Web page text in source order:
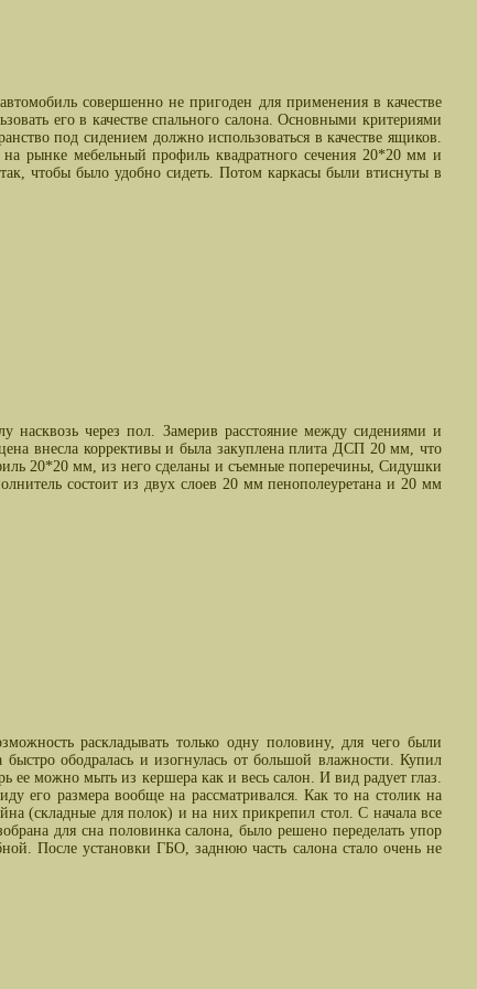
совершенно не пригоден для применения в качестве
его в качестве спального салона. Основными критериями
под сидением должно использоваться в качестве ящиков.
рынке мебельный профиль квадратного сечения 20*20 мм и
чтобы было удобно сидеть. Потом каркасы были втиснуты в
насквозь через пол. Замерив расстояние между сидениями и
внесла коррективы и была закуплена плита ДСП 20 мм, что
20*20 мм, из него сделаны и съемные поперечины, Сидушки
состоит из двух слоев 20 мм пенополеуретана и 20 мм
раскладывать только одну половину, для чего были
ободралась и изогнулась от большой влажности. Купил
ее можно мыть из кершера как и весь салон. И вид радует глаз.
его размера вообще на рассматривался. Как то на столик на
(складные для полок) и на них прикрепил стол. С начала все
для сна половинка салона, было решено переделать упор
После установки ГБО, заднюю часть салона стало очень не